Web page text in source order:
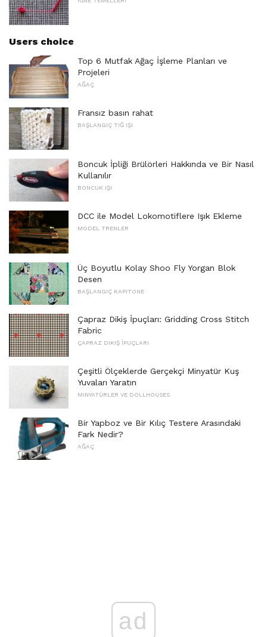
Users choice
Top 6 Mutfak Ağaç İşleme Planları ve
Projeleri
AĞAÇ
Fransız basın rahat
BAŞLANGIÇ ​​TIĞ IŞI
Boncuk İpliği Brülörleri Hakkında ve Bir Nasıl
Kullanılır
BONCUK IŞI
DCC ile Model Lokomotiflere Işık Ekleme
MODEL TRENLER
Üç Boyutlu Kolay Shoo Fly Yorgan Blok
Desen
BAŞLANGIÇ ​​KAPITONE
Çapraz Dikiş İpuçları: Gridding Cross Stitch
Fabric
ÇAPRAZ DIKIŞ İPUÇLARI
Çeşitli Ölçeklerde Gerçekçi Minyatür Kuş
Yuvaları Yaratın
MINYATÜRLER VE DOLLHOUSES
Bir Yapboz ve Bir Kılıç Testere Arasındaki
Fark Nedir?
AĞAÇ
ad